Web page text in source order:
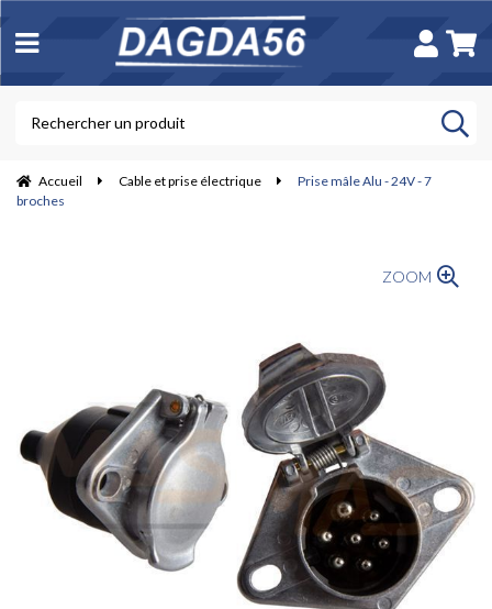
Accueil Cable et prise électrique
Prise mâle Alu - 24V - 7
broches
ZOOM